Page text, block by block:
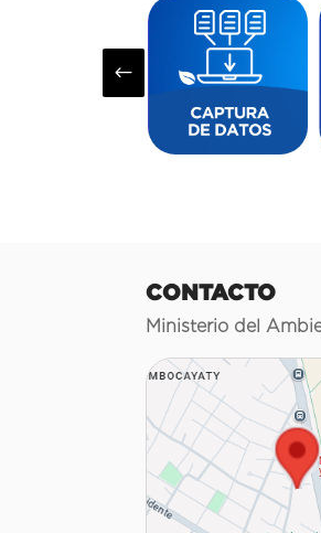
#
CONTACTO
Ministerio del